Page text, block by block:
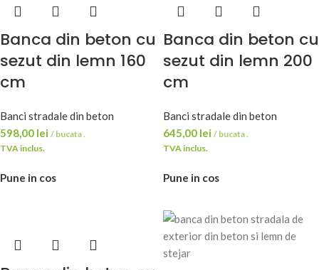
Banca din beton cu
sezut din lemn 160
cm
Banci stradale din beton
598,00 lei / bucata .
TVA inclus.
Pune in cos
Banca din beton cu
sezut din lemn 200
cm
Banci stradale din beton
645,00 lei / bucata .
TVA inclus.
Pune in cos